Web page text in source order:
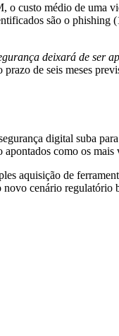
o custo médio de uma
são o phishing
deixará de ser
de seis meses
digital suba
como os mais
aquisição de
novo cenário regulatório